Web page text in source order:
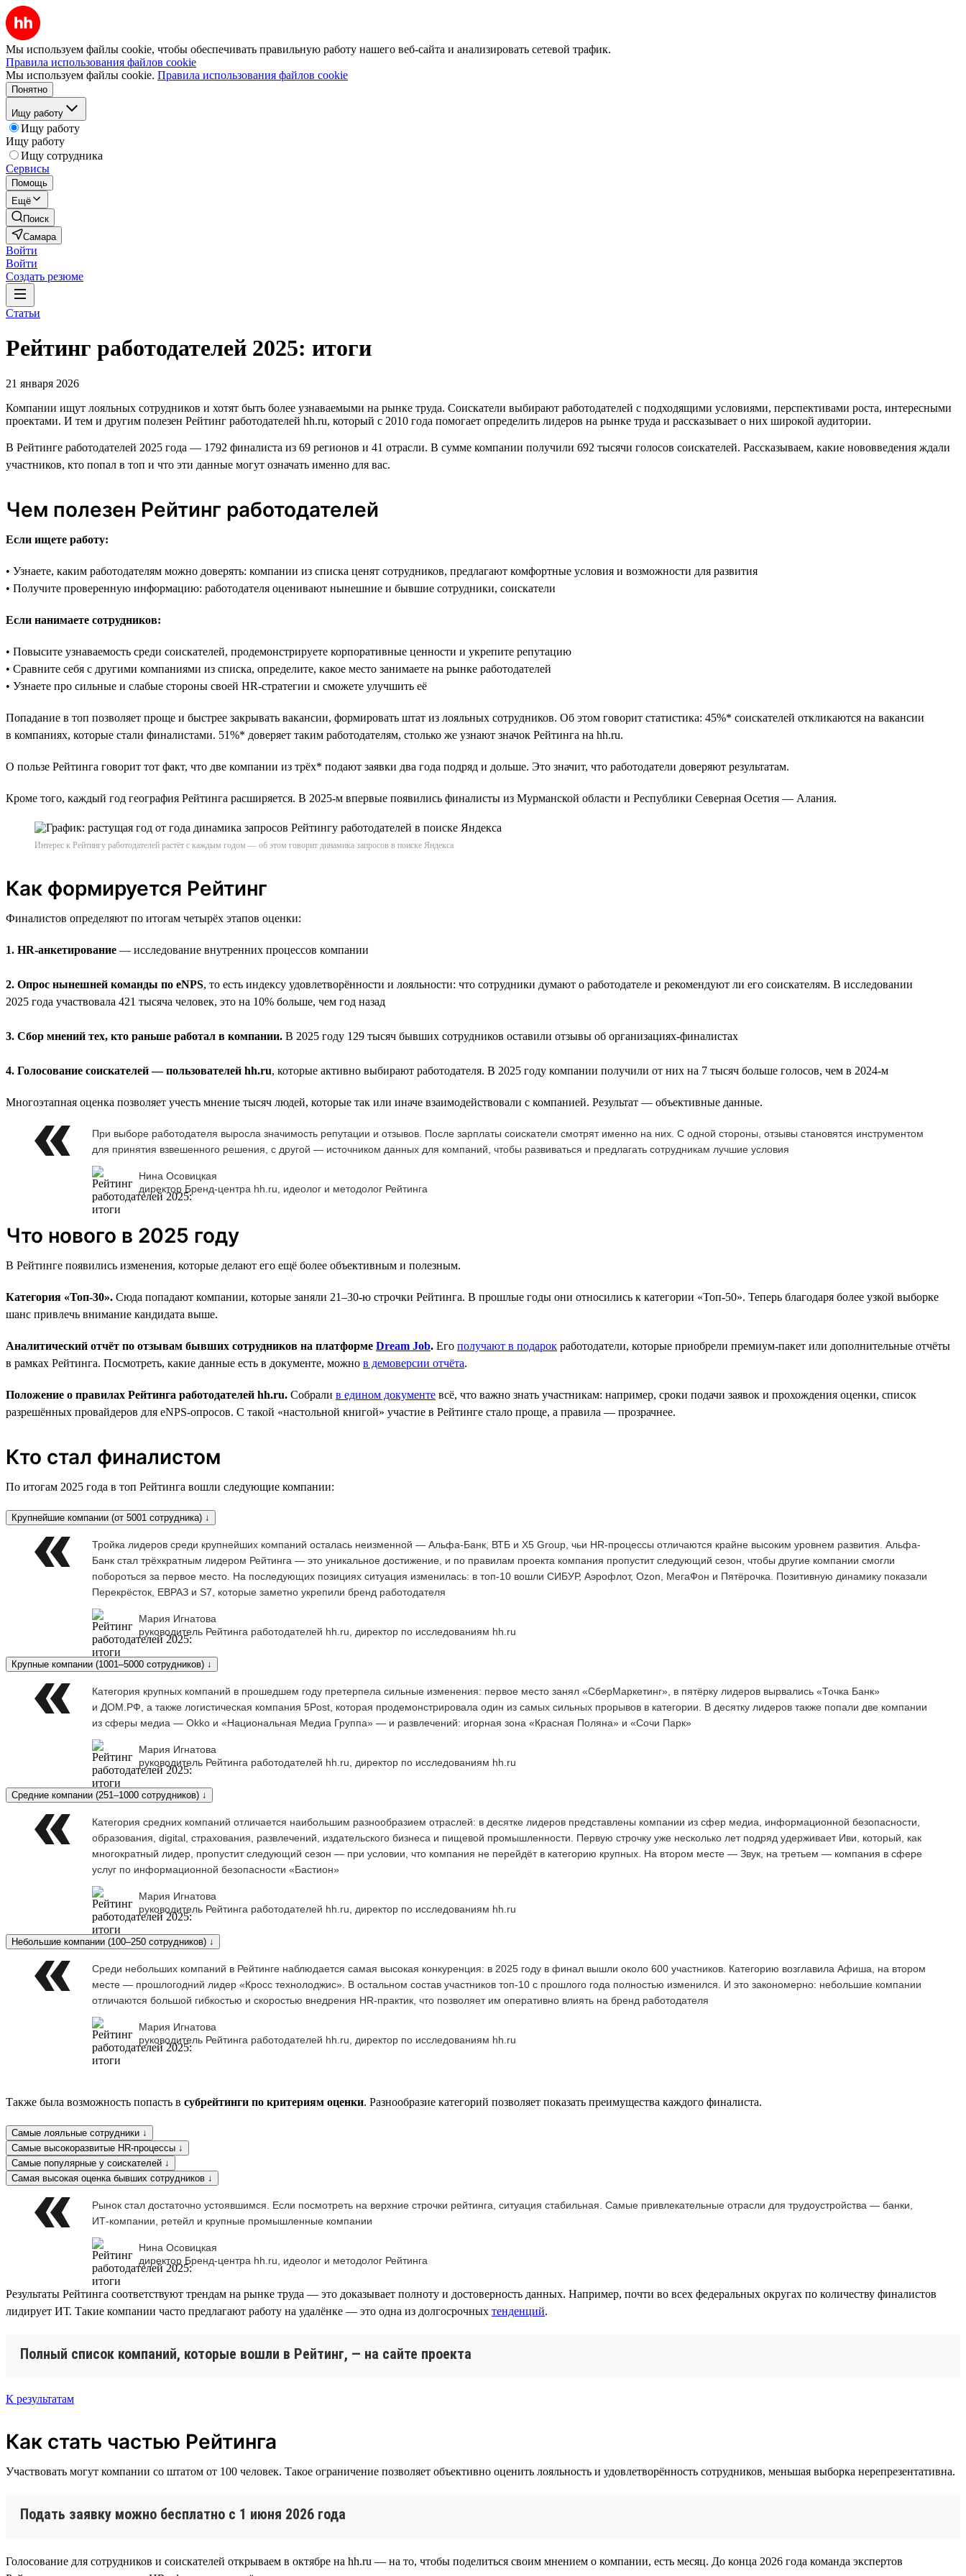
Мы используем файлы cookie, чтобы обеспечивать правильную работу нашего веб-сайта и анализировать сетевой трафик.
Правила использования файлов cookie
Мы используем файлы cookie. Правила использования файлов cookie
Понятно
Ищу работу
Ищу работу
Ищу работу
Ищу сотрудника
Сервисы
Помощь
Ещё
Поиск
Самара
Войти
Войти
Создать резюме
Статьи
Рейтинг работодателей 2025: итоги
21 января 2026
Компании ищут лояльных сотрудников и хотят быть более узнаваемыми на рынке труда. Соискатели выбирают работодателей с подходящими условиями, перспективами роста, интересными
проектами. И тем и другим полезен Рейтинг работодателей hh.ru, который с 2010 года помогает определить лидеров на рынке труда и рассказывает о них широкой аудитории.
В Рейтинге работодателей 2025 года — 1792 финалиста из 69 регионов и 41 отрасли. В сумме компании получили 692 тысячи голосов соискателей. Рассказываем, какие нововведения ждали
участников, кто попал в топ и что эти данные могут означать именно для вас.
Чем полезен Рейтинг работодателей
Если ищете работу:
• Узнаете, каким работодателям можно доверять: компании из списка ценят сотрудников, предлагают комфортные условия и возможности для развития
• Получите проверенную информацию: работодателя оценивают нынешние и бывшие сотрудники, соискатели
Если нанимаете сотрудников:
• Повысите узнаваемость среди соискателей, продемонстрируете корпоративные ценности и укрепите репутацию
• Сравните себя с другими компаниями из списка, определите, какое место занимаете на рынке работодателей
• Узнаете про сильные и слабые стороны своей HR-стратегии и сможете улучшить её
Попадание в топ позволяет проще и быстрее закрывать вакансии, формировать штат из лояльных сотрудников. Об этом говорит статистика: 45%* соискателей откликаются на вакансии
в компаниях, которые стали финалистами. 51%* доверяет таким работодателям, столько же узнают значок Рейтинга на hh.ru.
О пользе Рейтинга говорит тот факт, что две компании из трёх* подают заявки два года подряд и дольше. Это значит, что работодатели доверяют результатам.
Кроме того, каждый год география Рейтинга расширяется. В 2025-м впервые появились финалисты из Мурманской области и Республики Северная Осетия — Алания.
Интерес к Рейтингу работодателей растёт с каждым годом — об этом говорит динамика запросов в поиске Яндекса
Как формируется Рейтинг
Финалистов определяют по итогам четырёх этапов оценки:
1. HR-анкетирование — исследование внутренних процессов компании
2. Опрос нынешней команды по eNPS, то есть индексу удовлетворённости и лояльности: что сотрудники думают о работодателе и рекомендуют ли его соискателям. В исследовании
2025 года участвовала 421 тысяча человек, это на 10% больше, чем год назад
3. Сбор мнений тех, кто раньше работал в компании. В 2025 году 129 тысяч бывших сотрудников оставили отзывы об организациях-финалистах
4. Голосование соискателей — пользователей hh.ru, которые активно выбирают работодателя. В 2025 году компании получили от них на 7 тысяч больше голосов, чем в 2024-м
Многоэтапная оценка позволяет учесть мнение тысяч людей, которые так или иначе взаимодействовали с компанией. Результат — объективные данные.
При выборе работодателя выросла значимость репутации и отзывов. После зарплаты соискатели смотрят именно на них. С одной стороны, отзывы становятся инструментом
для принятия взвешенного решения, с другой — источником данных для компаний, чтобы развиваться и предлагать сотрудникам лучшие условия
Нина Осовицкая
директор Бренд-центра hh.ru, идеолог и методолог Рейтинга
Что нового в 2025 году
В Рейтинге появились изменения, которые делают его ещё более объективным и полезным.
Категория «Топ-30». Сюда попадают компании, которые заняли 21–30-ю строчки Рейтинга. В прошлые годы они относились к категории «Топ-50». Теперь благодаря более узкой выборке
шанс привлечь внимание кандидата выше.
Аналитический отчёт по отзывам бывших сотрудников на платформе Dream Job. Его получают в подарок работодатели, которые приобрели премиум-пакет или дополнительные отчёты
в рамках Рейтинга. Посмотреть, какие данные есть в документе, можно в демоверсии отчёта.
Положение о правилах Рейтинга работодателей hh.ru. Собрали в едином документе всё, что важно знать участникам: например, сроки подачи заявок и прохождения оценки, список
разрешённых провайдеров для eNPS-опросов. С такой «настольной книгой» участие в Рейтинге стало проще, а правила — прозрачнее.
Кто стал финалистом
По итогам 2025 года в топ Рейтинга вошли следующие компании:
Крупнейшие компании (от 5001 сотрудника) ↓
Тройка лидеров среди крупнейших компаний осталась неизменной — Альфа-Банк, ВТБ и X5 Group, чьи HR-процессы отличаются крайне высоким уровнем развития. Альфа-
Банк стал трёхкратным лидером Рейтинга — это уникальное достижение, и по правилам проекта компания пропустит следующий сезон, чтобы другие компании смогли
побороться за первое место. На последующих позициях ситуация изменилась: в топ-10 вошли СИБУР, Аэрофлот, Ozon, МегаФон и Пятёрочка. Позитивную динамику показали
Перекрёсток, ЕВРАЗ и S7, которые заметно укрепили бренд работодателя
Мария Игнатова
руководитель Рейтинга работодателей hh.ru, директор по исследованиям hh.ru
Крупные компании (1001–5000 сотрудников) ↓
Категория крупных компаний в прошедшем году претерпела сильные изменения: первое место занял «СберМаркетинг», в пятёрку лидеров вырвались «Точка Банк»
и ДОМ.РФ, а также логистическая компания 5Post, которая продемонстрировала один из самых сильных прорывов в категории. В десятку лидеров также попали две компании
из сферы медиа — Okko и «Национальная Медиа Группа» — и развлечений: игорная зона «Красная Поляна» и «Сочи Парк»
Мария Игнатова
руководитель Рейтинга работодателей hh.ru, директор по исследованиям hh.ru
Средние компании (251–1000 сотрудников) ↓
Категория средних компаний отличается наибольшим разнообразием отраслей: в десятке лидеров представлены компании из сфер медиа, информационной безопасности,
образования, digital, страхования, развлечений, издательского бизнеса и пищевой промышленности. Первую строчку уже несколько лет подряд удерживает Иви, который, как
многократный лидер, пропустит следующий сезон — при условии, что компания не перейдёт в категорию крупных. На втором месте — Звук, на третьем — компания в сфере
услуг по информационной безопасности «Бастион»
Мария Игнатова
руководитель Рейтинга работодателей hh.ru, директор по исследованиям hh.ru
Небольшие компании (100–250 сотрудников) ↓
Среди небольших компаний в Рейтинге наблюдается самая высокая конкуренция: в 2025 году в финал вышли около 600 участников. Категорию возглавила Афиша, на втором
месте — прошлогодний лидер «Кросс технолоджис». В остальном состав участников топ-10 с прошлого года полностью изменился. И это закономерно: небольшие компании
отличаются большой гибкостью и скоростью внедрения HR-практик, что позволяет им оперативно влиять на бренд работодателя
Мария Игнатова
руководитель Рейтинга работодателей hh.ru, директор по исследованиям hh.ru
Также была возможность попасть в субрейтинги по критериям оценки. Разнообразие категорий позволяет показать преимущества каждого финалиста.
Самые лояльные сотрудники ↓
Самые высокоразвитые HR-процессы ↓
Самые популярные у соискателей ↓
Самая высокая оценка бывших сотрудников ↓
Рынок стал достаточно устоявшимся. Если посмотреть на верхние строчки рейтинга, ситуация стабильная. Самые привлекательные отрасли для трудоустройства — банки,
ИТ-компании, ретейл и крупные промышленные компании
Нина Осовицкая
директор Бренд-центра hh.ru, идеолог и методолог Рейтинга
Результаты Рейтинга соответствуют трендам на рынке труда — это доказывает полноту и достоверность данных. Например, почти во всех федеральных округах по количеству финалистов
лидирует ИТ. Такие компании часто предлагают работу на удалёнке — это одна из долгосрочных тенденций.
Полный список компаний, которые вошли в Рейтинг, — на сайте проекта
К результатам
Как стать частью Рейтинга
Участвовать могут компании со штатом от 100 человек. Такое ограничение позволяет объективно оценить лояльность и удовлетворённость сотрудников, меньшая выборка нерепрезентативна.
Подать заявку можно бесплатно с 1 июня 2026 года
Голосование для сотрудников и соискателей открываем в октябре на hh.ru — на то, чтобы поделиться своим мнением о компании, есть месяц. До конца 2026 года команда экспертов